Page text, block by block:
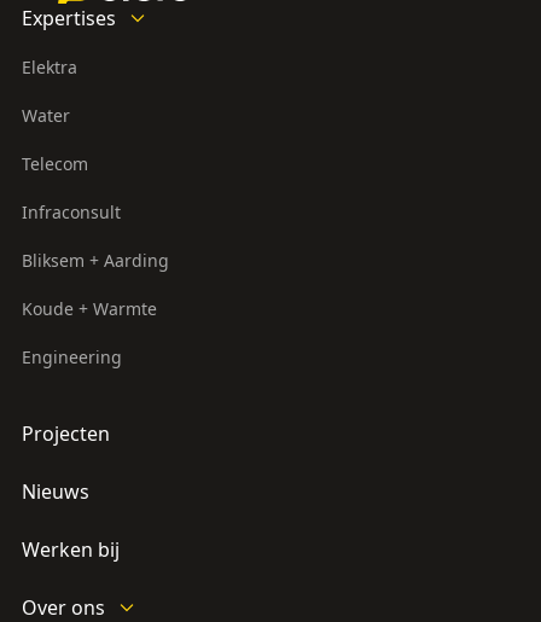
Expertises
Elektra
Water
Telecom
Infraconsult
Bliksem + Aarding
Koude + Warmte
Engineering
Projecten
Nieuws
Werken bij
Over ons